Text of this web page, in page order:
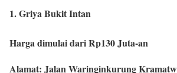
1. Griya Bukit Intan
Harga dimulai dari Rp130 Juta-an
Alamat: Jalan Waringinkurung